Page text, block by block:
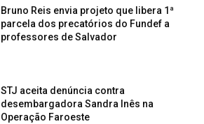
Bruno Reis envia projeto que libera 1ª
parcela dos precatórios do Fundef a
professores de Salvador
STJ aceita denúncia contra
desembargadora Sandra Inês na
Operação Faroeste